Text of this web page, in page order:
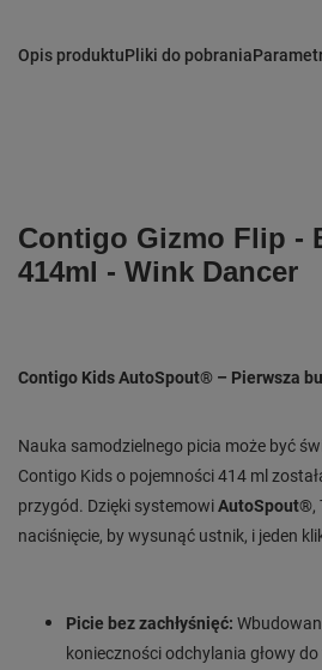
Opis produktuPliki do pobrania
Contigo Gizmo Flip -
414ml - Wink Dancer
Contigo Kids AutoSpout® – Pierwsza
Nauka samodzielnego picia może być
Contigo Kids o pojemności 414 ml
przygód. Dzięki systemowiAutoSpout®,
naciśnięcie, by wysunąć ustnik, i jeden
Picie bez zachłyśnięć:
konieczności odchylania głowy